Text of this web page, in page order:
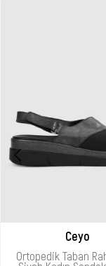
Ceyo
Ortopedik Taban